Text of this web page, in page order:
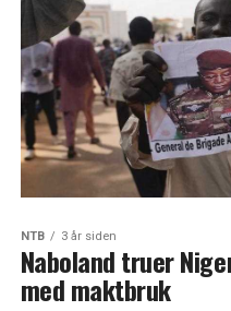
NTB 3 år siden
Naboland truer
med maktbruk